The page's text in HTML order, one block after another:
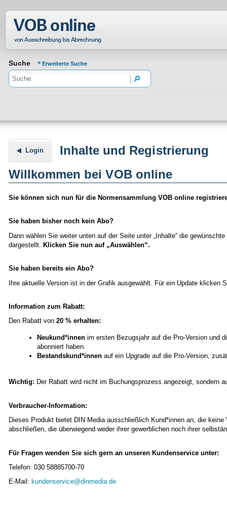
Normenportal Barrierefreiheit
Suche Erweiterte Suche
Login
Inhalte und Registrierung
Willkommen bei VOB online
Sie können sich nun für die Normensammlung VOB online
Sie haben bisher noch kein Abo?
Dann wählen Sie weiter unten auf der Seite unter „Inhalte“ die
dargestellt.
Klicken Sie nun auf „Auswählen“.
Sie haben bereits ein Abo?
Ihre aktuelle Version ist in der Grafik ausgewählt. Für ein Update klicken
Information zum Rabatt:
Den Rabatt von 20 % erhalten:
Neukund*innenim ersten Bezugsjahr auf die Pro-Version und
abonniert haben.
Bestandskund*innenauf ein Upgrade auf die Pro-Version,
Wichtig: Der Rabatt wird nicht im Buchungsprozess angezeigt, sondern
Verbraucher-Information:
Dieses Produkt bietet DIN Media ausschließlich Kund*innen an, die
abschließen, die überwiegend weder ihrer gewerblichen noch ihrer
Für Fragen wenden Sie sich gern an unseren Kundenservice unter:
Telefon: 030 58885700-70
E-Mail: kundenservice@dinmedia.de